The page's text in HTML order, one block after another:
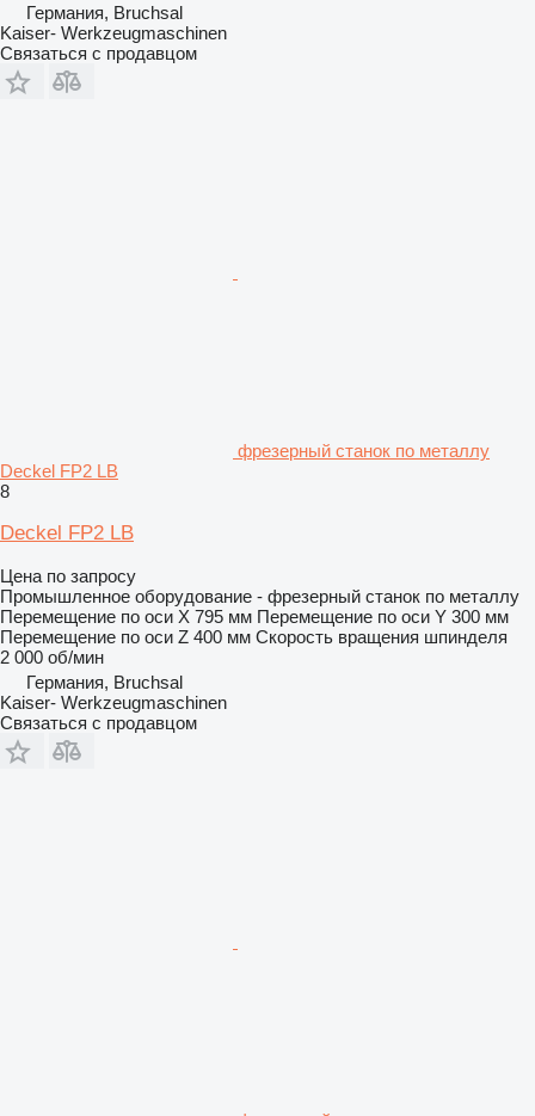
Германия, Bruchsal
Kaiser- Werkzeugmaschinen
Связаться с продавцом
фрезерный станок по металлу
Deckel FP2 LB
8
Deckel FP2 LB
Цена по запросу
Промышленное оборудование - фрезерный станок по металлу
Перемещение по оси X 795 мм Перемещение по оси Y 300 мм
Перемещение по оси Z 400 мм Скорость вращения шпинделя
2 000 об/мин
Германия, Bruchsal
Kaiser- Werkzeugmaschinen
Связаться с продавцом